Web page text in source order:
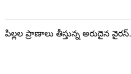
పిల్లల ప్రాణాలు తీస్తున్న అరుదైన